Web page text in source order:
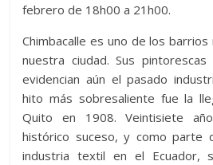
febrero de 18h00 a 21h00.
Chimbacalle es uno de los
nuestra ciudad. Sus
evidencian aún el pasado
hito más sobresaliente fue la
Quito en 1908. Veintisiete
histórico suceso, y como parte
industria textil en el Ecuador,